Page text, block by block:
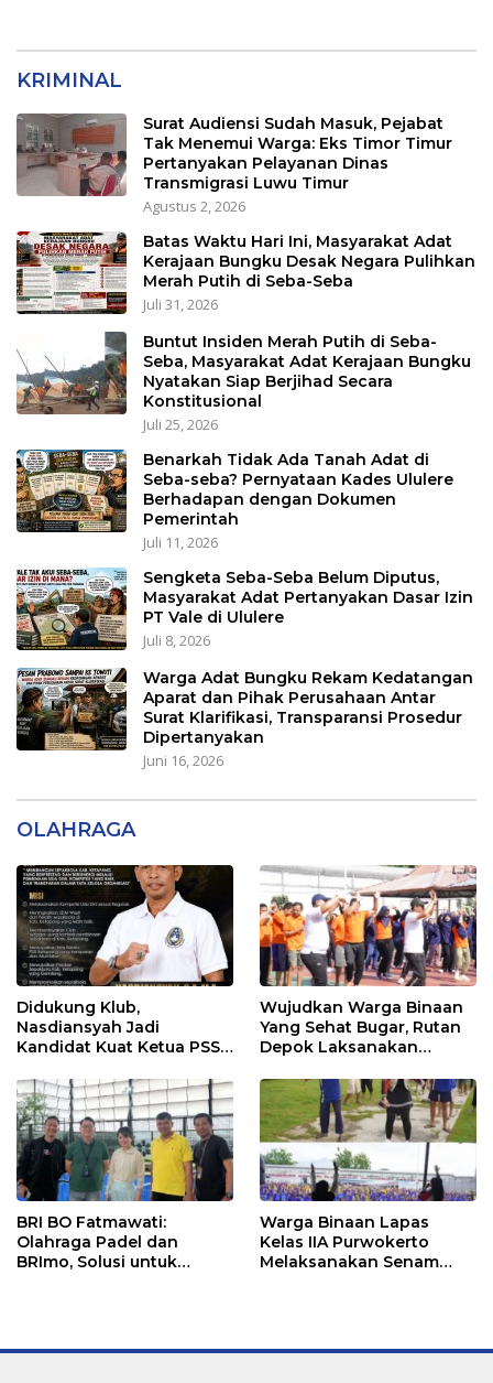
KRIMINAL
Surat Audiensi Sudah Masuk, Pejabat
Tak Menemui Warga: Eks Timor Timur
Pertanyakan Pelayanan Dinas
Transmigrasi Luwu Timur
Agustus 2, 2026
Batas Waktu Hari Ini, Masyarakat Adat
Kerajaan Bungku Desak Negara Pulihkan
Merah Putih di Seba-Seba
Juli 31, 2026
Buntut Insiden Merah Putih di Seba-
Seba, Masyarakat Adat Kerajaan Bungku
Nyatakan Siap Berjihad Secara
Konstitusional
Juli 25, 2026
Benarkah Tidak Ada Tanah Adat di
Seba-seba? Pernyataan Kades Ululere
Berhadapan dengan Dokumen
Pemerintah
Juli 11, 2026
Sengketa Seba-Seba Belum Diputus,
Masyarakat Adat Pertanyakan Dasar Izin
PT Vale di Ululere
Juli 8, 2026
Warga Adat Bungku Rekam Kedatangan
Aparat dan Pihak Perusahaan Antar
Surat Klarifikasi, Transparansi Prosedur
Dipertanyakan
Juni 16, 2026
OLAHRAGA
Didukung Klub,
Nasdiansyah Jadi
Kandidat Kuat Ketua PSSI
Wujudkan Warga Binaan
Yang Sehat Bugar, Rutan
Depok Laksanakan
BRI BO Fatmawati:
Olahraga Padel dan
BRImo, Solusi untuk
Warga Binaan Lapas
Kelas IIA Purwokerto
Melaksanakan Senam